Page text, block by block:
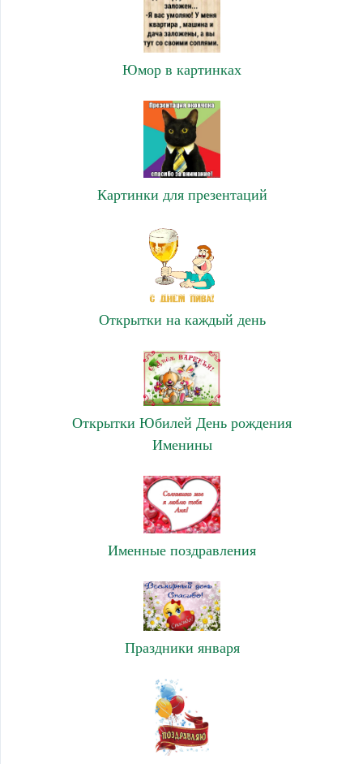
Юмор в картинках
Картинки для презентаций
Открытки на каждый день
Открытки Юбилей День рождения
Именины
Именные поздравления
Праздники января